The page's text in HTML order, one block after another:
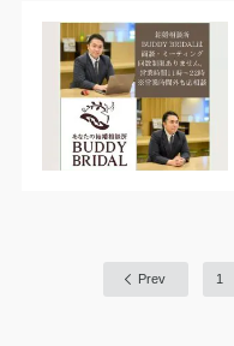
Prev 1